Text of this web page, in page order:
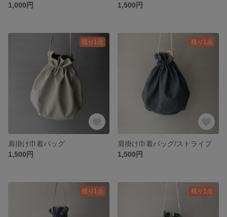
1,000円
1,500円
残り1点
肩掛け巾着バッグ
1,500円
残り1点
肩掛け巾着バッグ/ストライプ
1,500円
残り1点 残り1点